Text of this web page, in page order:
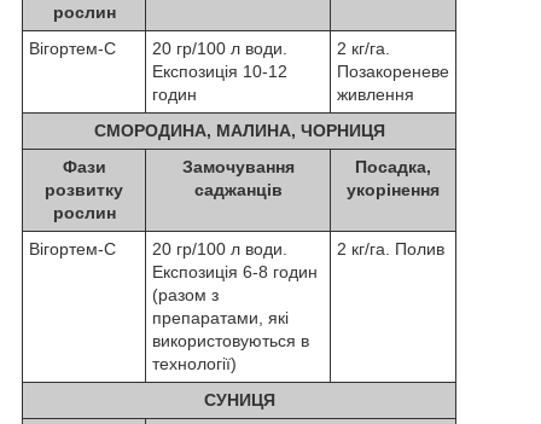
рослин
Вігортем-С
20 гр/100 л води.
Експозиція 10-12
годин
2 кг/га.
Позакореневе
живлення
СМОРОДИНА, МАЛИНА, ЧОРНИЦЯ
Фази
розвитку
рослин
Замочування
саджанців
Посадка,
укорінення
Вігортем-С
20 гр/100 л води.
Експозиція 6-8 годин
(разом з
препаратами, які
використовуються в
технології)
2 кг/га. Полив
СУНИЦЯ